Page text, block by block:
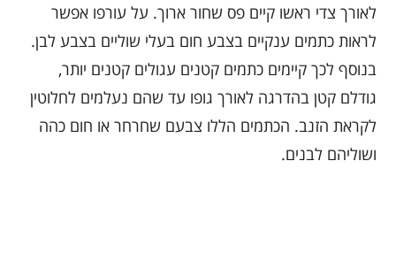
לאורך צדי ראשו קיים פס שחור ארוך. על עורפו אפשר
לראות כתמים ענקיים בצבע חום בעלי שוליים בצבע לבן.
בנוסף לכך קיימים כתמים קטנים עגולים קטנים יותר,
גודלם קטן בהדרגה לאורך גופו עד שהם נעלמים לחלוטין
לקראת הזנב. הכתמים הללו צבעם שחרחר או חום כהה
ושוליהם לבנים.